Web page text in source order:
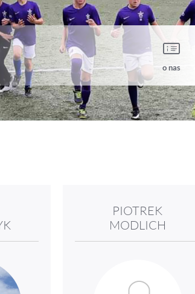
o nas
PIOTREK
MODLICH